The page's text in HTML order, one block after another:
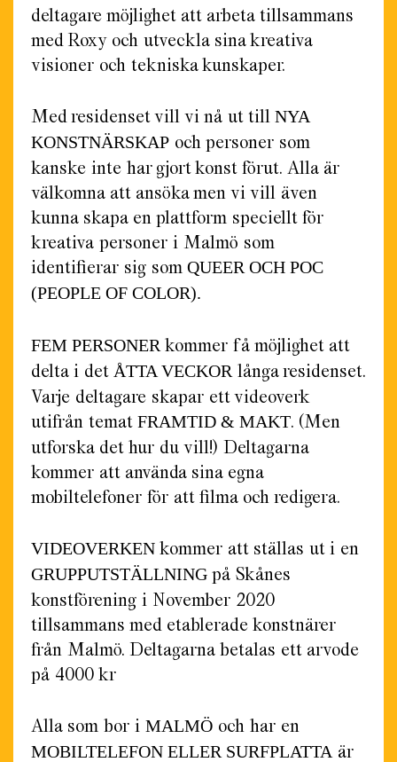
deltagare möjlighet att arbeta tillsammans
med Roxy och utveckla sina kreativa
visioner och tekniska kunskaper.
Med residenset vill vi nå ut till NYA
KONSTNÄRSKAP och personer som
kanske inte har gjort konst förut. Alla är
välkomna att ansöka men vi vill även
kunna skapa en plattform speciellt för
kreativa personer i Malmö som
identifierar sig som QUEER OCH POC
(PEOPLE OF COLOR).
FEM PERSONER kommer få möjlighet att
delta i det ÅTTA VECKOR långa residenset.
Varje deltagare skapar ett videoverk
utifrån temat FRAMTID & MAKT. (Men
utforska det hur du vill!) Deltagarna
kommer att använda sina egna
mobiltelefoner för att filma och redigera.
VIDEOVERKEN kommer att ställas ut i en
GRUPPUTSTÄLLNING på Skånes
konstförening i November 2020
tillsammans med etablerade konstnärer
från Malmö. Deltagarna betalas ett arvode
på 4000 kr
Alla som bor i MALMÖ och har en
MOBILTELEFON ELLER SURFPLATTA är